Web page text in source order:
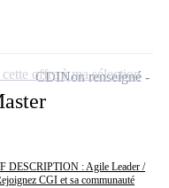
DESCRIPTION : Agile Leader /
CGI et sa communauté
CDINon renseigné
offre à ma sélection